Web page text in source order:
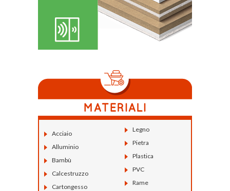
Acciaio
Alluminio
Bambù
Calcestruzzo
Cartongesso
Legno
Pietra
Plastica
PVC
Rame